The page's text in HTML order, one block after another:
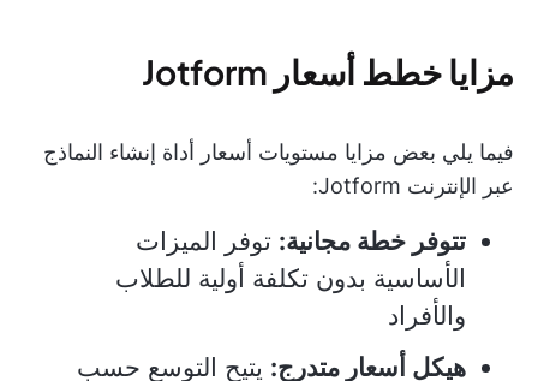
مزايا خطط أسعار Jotform
فيما يلي بعض مزايا مستويات أسعار أداة إنشاء النماذج
عبر الإنترنت Jotform:
تتوفر خطة مجانية: توفر الميزات
الأساسية بدون تكلفة أولية للطلاب
والأفراد
هيكل أسعار متدرج: يتيح التوسع حسب